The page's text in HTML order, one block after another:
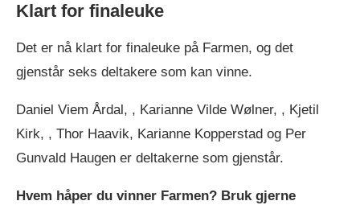
Klart for finaleuke
Det er nå klart for finaleuke på Farmen, og det
gjenstår seks deltakere som kan vinne.
Daniel Viem Årdal, , Karianne Vilde Wølner, , Kjetil
Kirk, , Thor Haavik, Karianne Kopperstad og Per
Gunvald Haugen er deltakerne som gjenstår.
Hvem håper du vinner Farmen? Bruk gjerne